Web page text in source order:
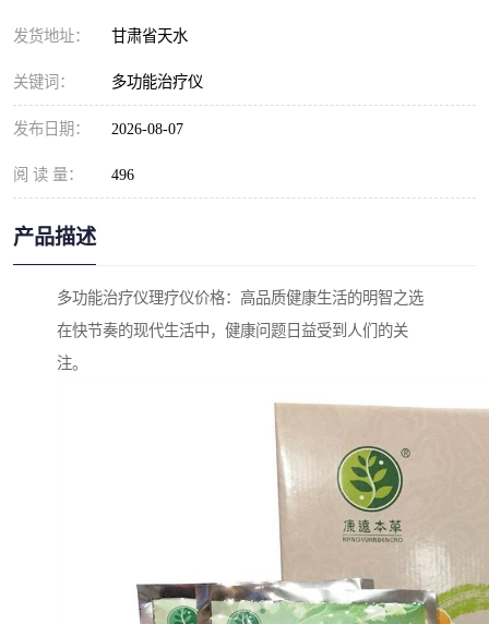
发货地址： 甘肃省天水
关键词： 多功能治疗仪
发布日期： 2026-08-07
阅 读 量： 496
产品描述
多功能治疗仪理疗仪价格：高品质健康生活的明智之选
在快节奏的现代生活中，健康问题日益受到人们的关
注。